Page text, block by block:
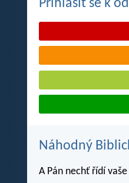
Přihlásit se k
Náhodný
A Pán nechť řídí